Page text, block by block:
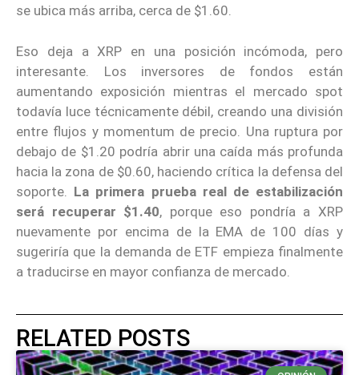
se ubica más arriba, cerca de $1.60.
Eso deja a XRP en una posición incómoda, pero
interesante. Los inversores de fondos están
aumentando exposición mientras el mercado spot
todavía luce técnicamente débil, creando una división
entre flujos y momentum de precio. Una ruptura por
debajo de $1.20 podría abrir una caída más profunda
hacia la zona de $0.60, haciendo crítica la defensa del
soporte. La primera prueba real de estabilización
será recuperar $1.40, porque eso pondría a XRP
nuevamente por encima de la EMA de 100 días y
sugeriría que la demanda de ETF empieza finalmente
a traducirse en mayor confianza de mercado.
RELATED POSTS